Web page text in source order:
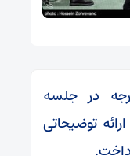
در جلسه
توضیحاتی